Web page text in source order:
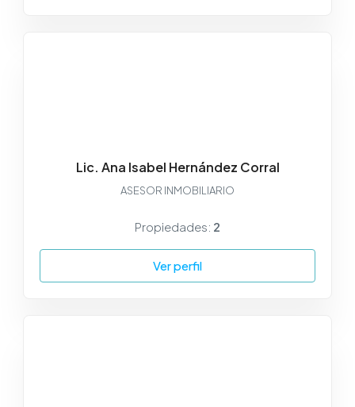
Lic. Ana Isabel Hernández Corral
ASESOR INMOBILIARIO
Propiedades: 2
Ver perfil